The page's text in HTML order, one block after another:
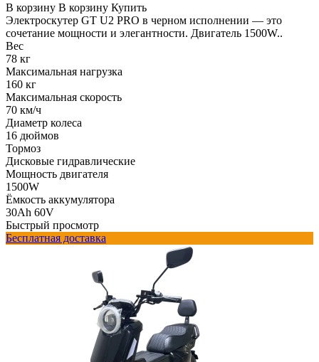
В корзину В корзину Купить
Электроскутер GT U2 PRO в черном исполнении — это
сочетание мощности и элегантности. Двигатель 1500W..
Вес
78 кг
Максимальная нагрузка
160 кг
Максимальная скорость
70 км/ч
Диаметр колеса
16 дюймов
Тормоз
Дисковые гидравлические
Мощность двигателя
1500W
Ёмкость аккумулятора
30Ah 60V
Быстрый просмотр
Бесплатная доставка